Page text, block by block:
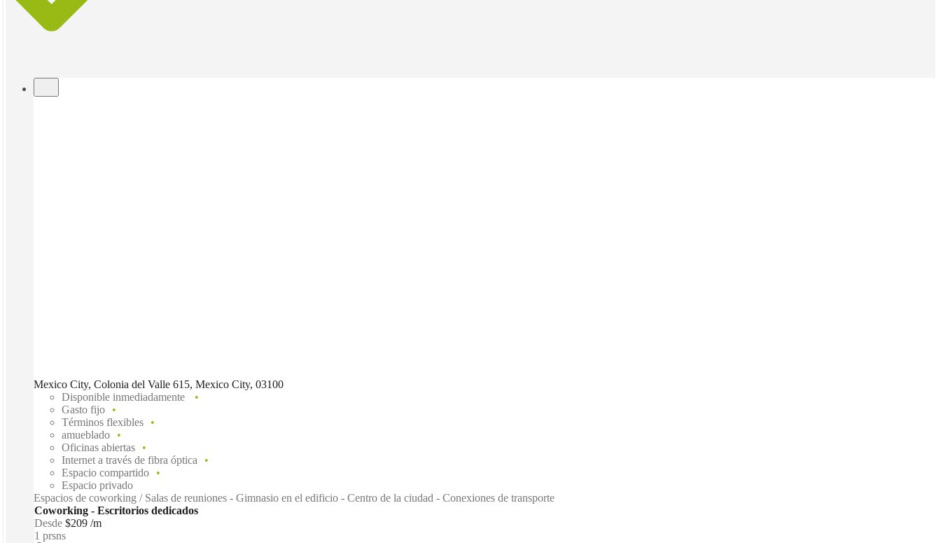
Mexico City, Colonia del Valle 615, Mexico City, 03100
Disponible inmediadamente
Gasto fijo
Términos flexibles
amueblado
Oficinas abiertas
Internet a través de fibra óptica
Espacio compartido
Espacio privado
Espacios de coworking / Salas de reuniones - Gimnasio en el edificio - Centro de la ciudad - Conexiones de transporte
Coworking - Escritorios dedicados
Desde $209 /m
1 prsns